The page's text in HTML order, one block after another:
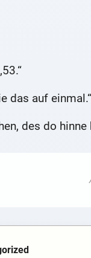
das auf einmal.“
des do